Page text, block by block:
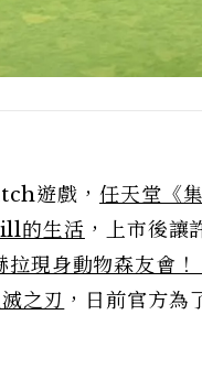
遊戲， 任天堂《
的生活 ，上市後讓
拉現身動物森友會
之刃 ，日前官方為